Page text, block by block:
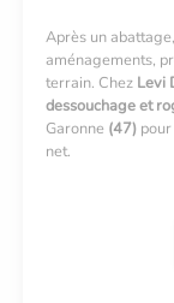
Après un
aménagements,
terrain. Chez Levi
dessouchage et
Garonne (47)
net.